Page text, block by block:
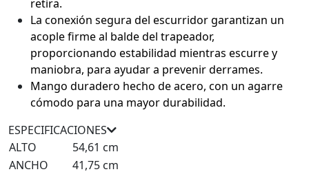
retira.
La conexión segura del escurridor garantizan un
acople firme al balde del trapeador,
proporcionando estabilidad mientras escurre y
maniobra, para ayudar a prevenir derrames.
Mango duradero hecho de acero, con un agarre
cómodo para una mayor durabilidad.
ESPECIFICACIONES
ALTO
54,61 cm
ANCHO
41,75 cm